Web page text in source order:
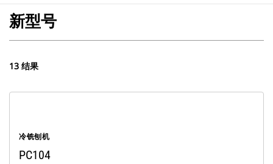
新型号
13 结果
冷铣刨机
PC104